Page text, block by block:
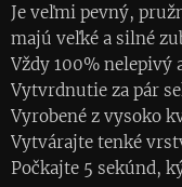
Je veľmi pevný,
majú veľké a silné
Vždy 100% nelepivý
Vytvrdnutie za pár
Vyrobené z vysoko
Vytvárajte tenké
Počkajte 5 sekúnd,